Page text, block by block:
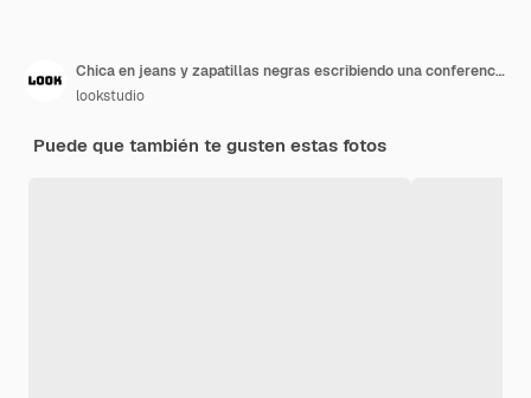
Chica en jeans y zapatillas negras escribiendo una conferencia en un gran libro de texto, sentada en el suelo con amigos de la universidad. Joven escribiendo un mensaje en el teléfono mientras otros estudiantes trabajan con computadoras portátiles.
lookstudio
Puede que también te gusten estas fotos